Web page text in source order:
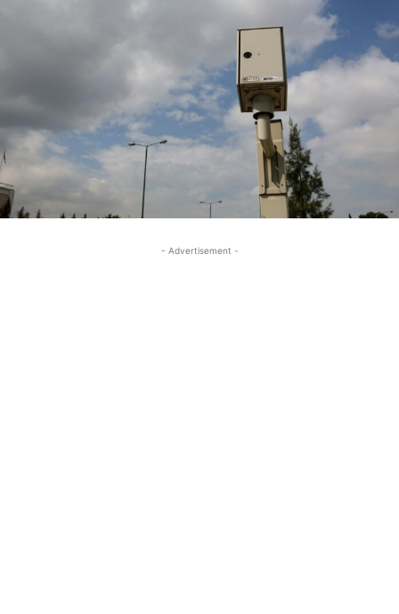
- Advertisement -